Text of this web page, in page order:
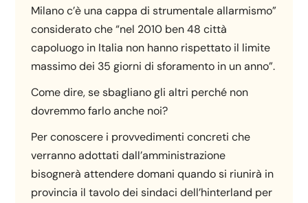
Milano c’è una cappa di strumentale allarmismo”
considerato che “nel 2010 ben 48 città
capoluogo in Italia non hanno rispettato il limite
massimo dei 35 giorni di sforamento in un anno”.
Come dire, se sbagliano gli altri perché non
dovremmo farlo anche noi?
Per conoscere i provvedimenti concreti che
verranno adottati dall’amministrazione
bisognerà attendere domani quando si riunirà in
provincia il tavolo dei sindaci dell’hinterland per